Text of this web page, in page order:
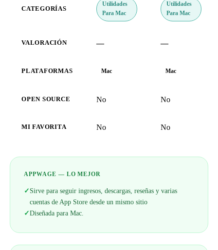
CATEGORÍAS
Utilidades
Para Mac
Utilidades
Para Mac
VALORACIÓN — —
PLATAFORMAS Mac Mac
OPEN SOURCE No No
MI FAVORITA No No
APPWAGE — LO MEJOR
✓Sirve para seguir ingresos, descargas, reseñas y varias
cuentas de App Store desde un mismo sitio
✓Diseñada para Mac.